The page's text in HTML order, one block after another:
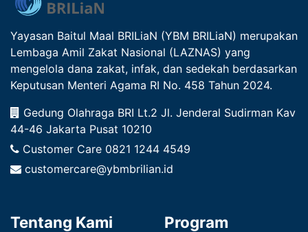
Yayasan Baitul Maal BRILiaN (YBM BRILiaN) merupakan
Lembaga Amil Zakat Nasional (LAZNAS) yang
mengelola dana zakat, infak, dan sedekah berdasarkan
Keputusan Menteri Agama RI No. 458 Tahun 2024.
Gedung Olahraga BRI Lt.2 Jl. Jenderal Sudirman Kav
44-46 Jakarta Pusat 10210
Customer Care 0821 1244 4549
customercare@ybmbrilian.id
Tentang Kami Program